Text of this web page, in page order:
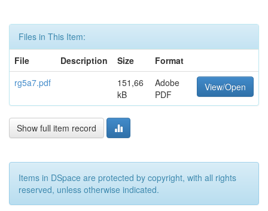
Files in This Item:
File
Description Size
Format
rg5a7.pdf
151,66
kB
Adobe
PDF
View/Open
Show full item record
Items in DSpace are protected by copyright, with all rights
reserved, unless otherwise indicated.